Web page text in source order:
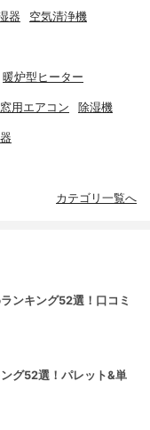
器 空気清浄機
暖炉型ヒーター
窓用エアコン 除湿機
カテゴリ一覧へ
ンキング52選！口コミ
グ52選！パレット&単